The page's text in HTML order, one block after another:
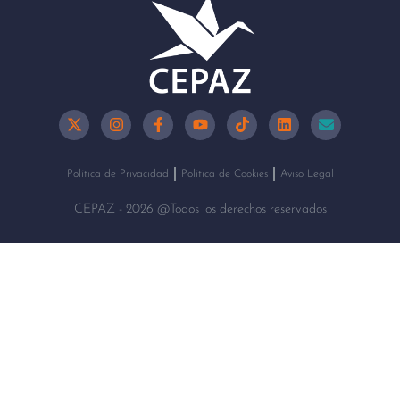
Política de Privacidad Política de Cookies Aviso Legal
CEPAZ - 2026 @Todos los derechos reservados